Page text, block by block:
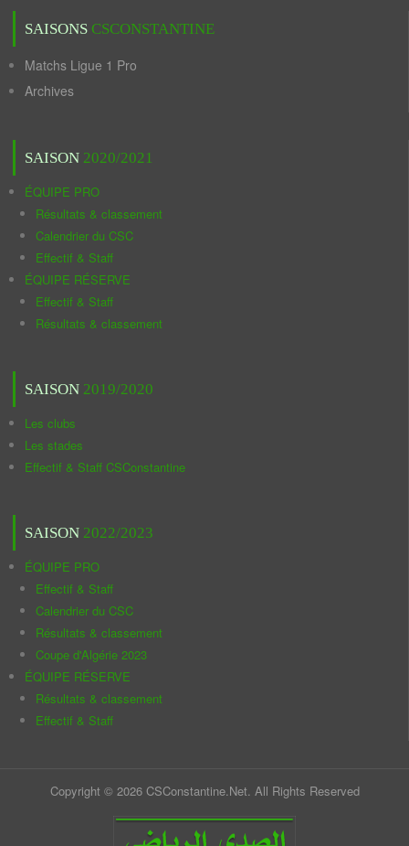
SAISONS CSCONSTANTINE
Matchs Ligue 1 Pro
Archives
SAISON 2020/2021
ÉQUIPE PRO
Résultats & classement
Calendrier du CSC
Effectif & Staff
ÉQUIPE RÉSERVE
Effectif & Staff
Résultats & classement
SAISON 2019/2020
Les clubs
Les stades
Effectif & Staff CSConstantine
SAISON 2022/2023
ÉQUIPE PRO
Effectif & Staff
Calendrier du CSC
Résultats & classement
Coupe d'Algérie 2023
ÉQUIPE RÉSERVE
Résultats & classement
Effectif & Staff
Copyright © 2026 CSConstantine.Net. All Rights Reserved